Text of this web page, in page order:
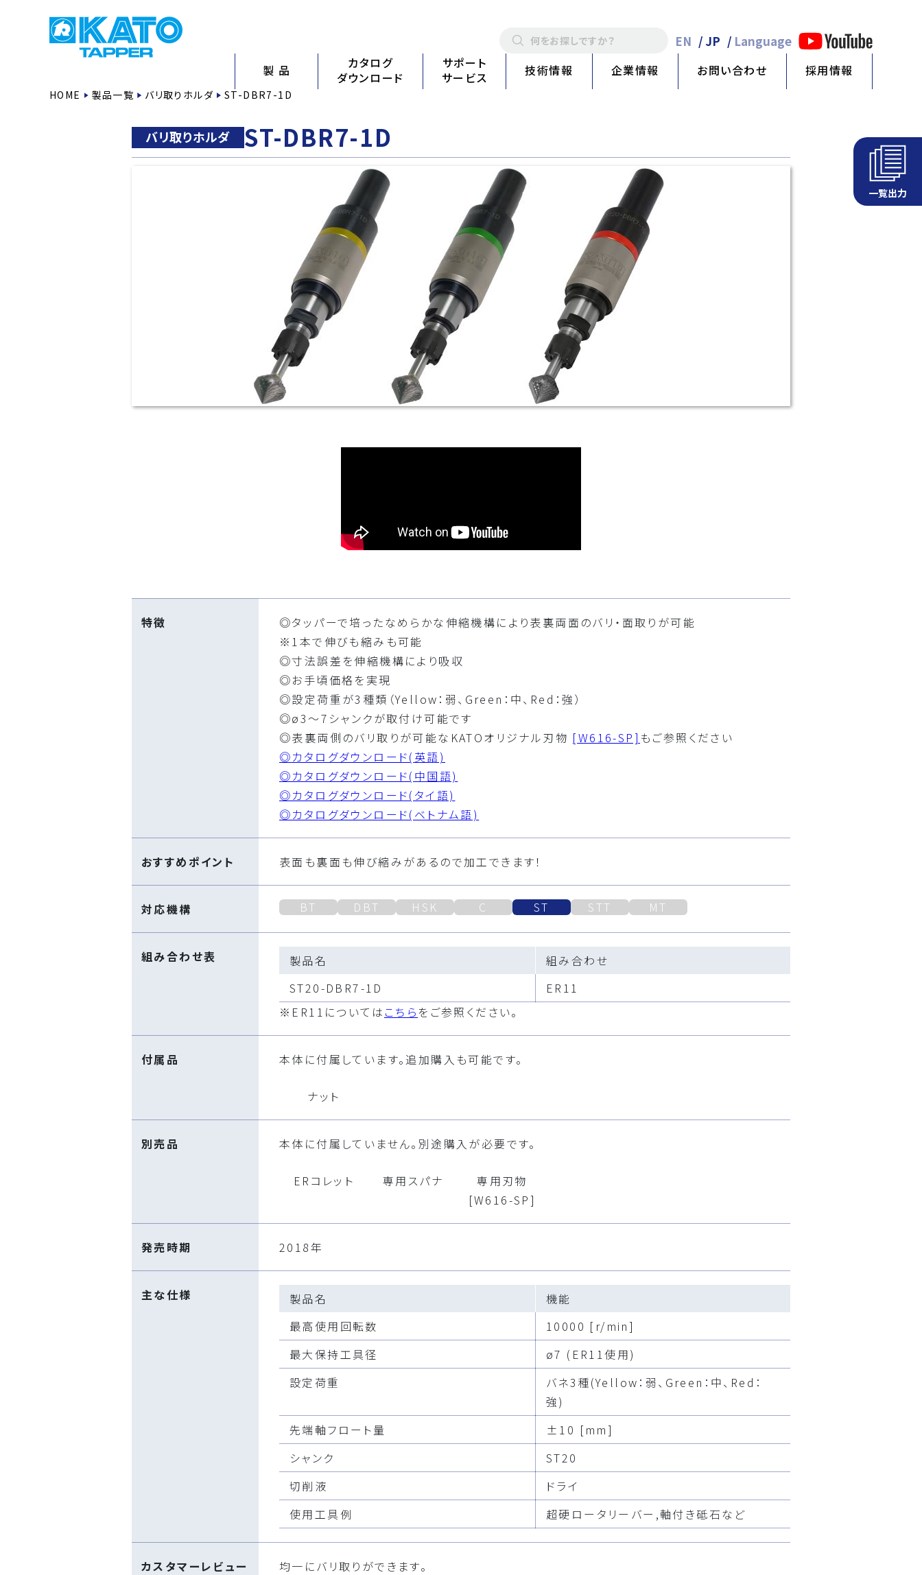
EN JP Language
製 品
カタログ
ダウンロード
サポート
サービス
技術情報 企業情報 お問い合わせ 採用情報
HOME 製品一覧 バリ取りホルダ ST-DBR7-1D
一覧出力
バリ取りホルダ ST-DBR7-1D
特徴
◎タッパーで培ったなめらかな伸縮機構により表裏両面のバリ・面取りが可能
※1本で伸びも縮みも可能
◎寸法誤差を伸縮機構により吸収
◎お手頃価格を実現
◎設定荷重が3種類（Yellow：弱、Green：中、Red：強）
◎ø3～7シャンクが取付け可能です
◎表裏両側のバリ取りが可能なKATOオリジナル刃物 [W616-SP] もご参照ください
◎カタログダウンロード(英語)
◎カタログダウンロード(中国語)
◎カタログダウンロード(タイ語)
◎カタログダウンロード(ベトナム語)
おすすめポイント 表面も裏面も伸び縮みがあるので加工できます！
対応機構 BT DBT HSK C ST STT MT
組み合わせ表 製品名
組み合わせ
ST20-DBR7-1D
ER11
※ER11については こちら をご参照ください。
付属品 本体に付属しています。追加購入も可能です。
ナット
別売品 本体に付属していません。別途購入が必要です。
ERコレット 専用スパナ
専用刃物
[W616-SP]
発売時期 2018年
主な仕様 製品名
機能
最高使用回転数
10000 [r/min]
最大保持工具径
ø7 (ER11使用)
設定荷重
バネ3種(Yellow：弱、Green：中、Red：
強)
先端軸フロート量
±10 [mm]
シャンク
ST20
切削液
ドライ
使用工具例
超硬ロータリーバー,軸付き砥石など
カスタマーレビュー
均一にバリ取りができます。